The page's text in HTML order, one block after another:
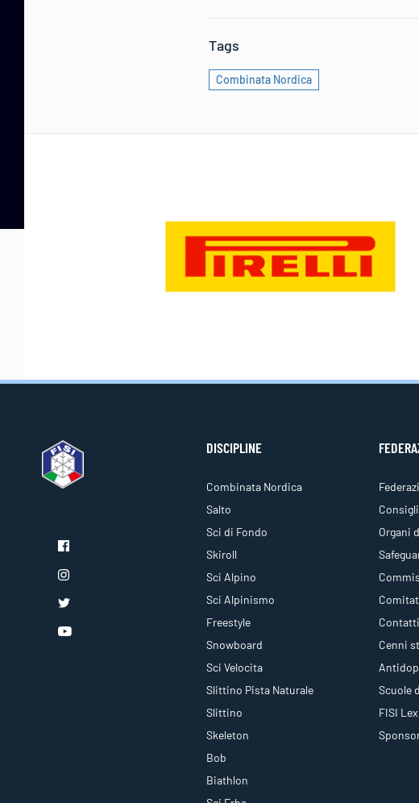
Tags
Combinata Nordica
DISCIPLINE
Combinata Nordica
Salto
Sci di Fondo
Skiroll
Sci Alpino
Sci Alpinismo
Freestyle
Snowboard
Sci Velocita
Slittino Pista Naturale
Slittino
Skeleton
Bob
Biathlon
Organi
Contatti
Cenni
Scuole
FISI Lex